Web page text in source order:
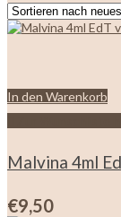
In den Warenkorb
Malvina 4ml
€9,50